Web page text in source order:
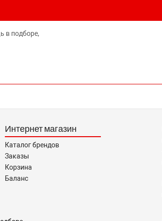
в подборе,
Интернет магазин
Каталог брендов
Заказы
Корзина
Баланс